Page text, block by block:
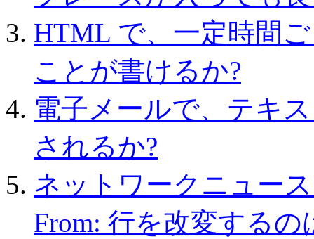
HTML で、一定時間
ことが書けるか?
電子メールで、テキ
されるか?
ネットワークニュー
From: 行を改変するの